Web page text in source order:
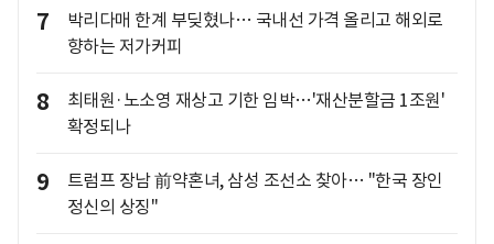
7
박리다매 한계 부딪혔나… 국내선 가격 올리고 해외로
향하는 저가커피
8
최태원·노소영 재상고 기한 임박…'재산분할금 1조원'
확정되나
9
트럼프 장남 前약혼녀, 삼성 조선소 찾아… "한국 장인
정신의 상징"